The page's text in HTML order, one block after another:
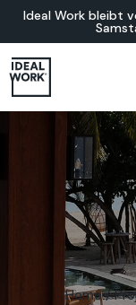
Ideal Work bleibt
Home/